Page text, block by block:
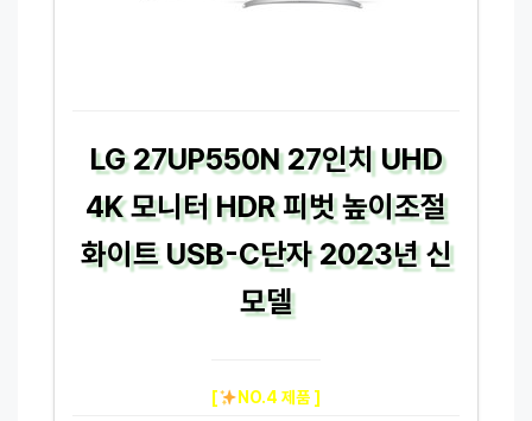
LG 27UP550N 27인치 UHD
4K 모니터 HDR 피벗 높이조절
화이트 USB-C단자 2023년 신
모델
[ NO.4 제품 ]